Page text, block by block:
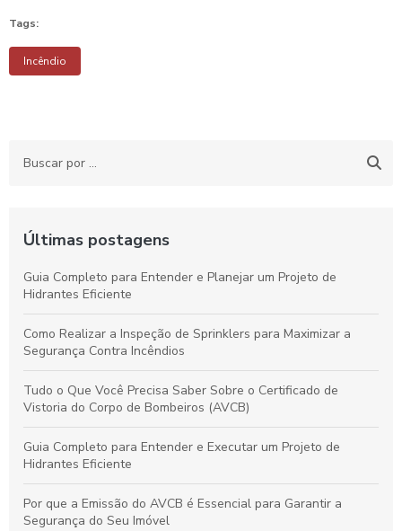
Tags:
Incêndio
Últimas postagens
Guia Completo para Entender e Planejar um Projeto de
Hidrantes Eficiente
Como Realizar a Inspeção de Sprinklers para Maximizar a
Segurança Contra Incêndios
Tudo o Que Você Precisa Saber Sobre o Certificado de
Vistoria do Corpo de Bombeiros (AVCB)
Guia Completo para Entender e Executar um Projeto de
Hidrantes Eficiente
Por que a Emissão do AVCB é Essencial para Garantir a
Segurança do Seu Imóvel